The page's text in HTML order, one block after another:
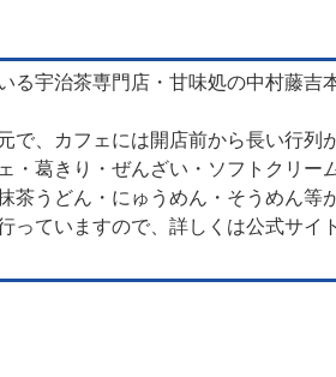
る宇治茶専門店・甘味処の中村藤吉
で、カフェには開店前から長い行列
・葛きり・ぜんざい・ソフトクリー
うどん・にゅうめん・そうめん等
ていますので、詳しくは公式サイ